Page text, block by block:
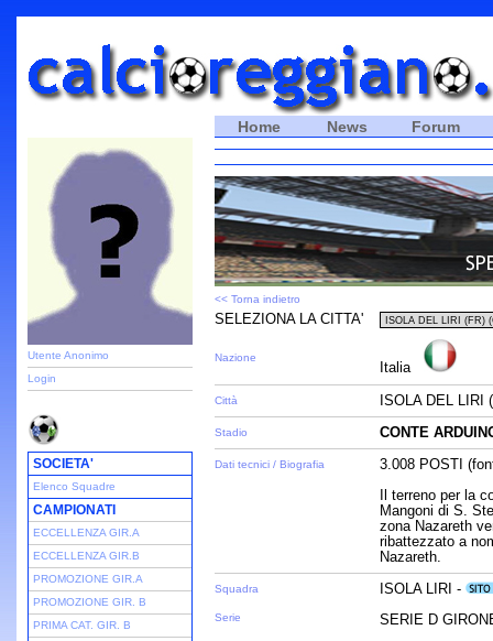
Utente Anonimo
Login
SOCIETA'
Elenco Squadre
CAMPIONATI
ECCELLENZA GIR.A
ECCELLENZA GIR.B
PROMOZIONE GIR.A
PROMOZIONE GIR. B
PRIMA CAT. GIR. B
Home News Forum
<< Torna indietro
SELEZIONA LA CITTA'
Nazione
Italia
Città ISOLA DEL LIRI
Stadio CONTE
Dati tecnici / Biografia
3.008 POSTI
Il terreno per la
Mangoni di S.
zona Nazareth
ribattezzato a
Nazareth.
Squadra
Serie
ISOLA LIRI -
SERIE D